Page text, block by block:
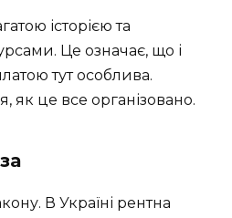
історією та
Це означає, що і
тут особлива.
це все організовано.
В Україні рентна